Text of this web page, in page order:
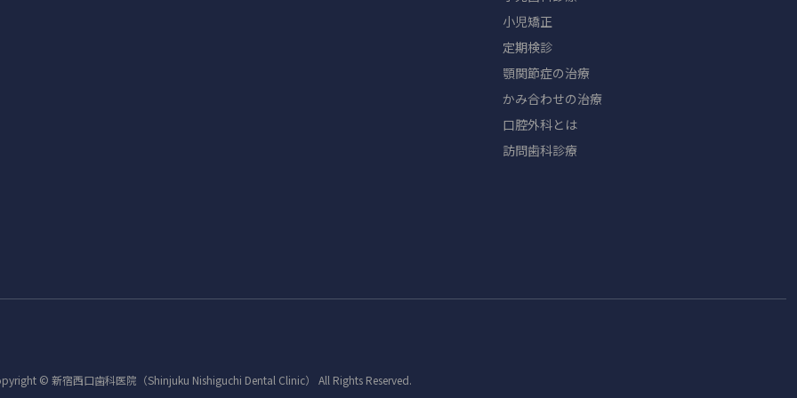
小児矯正
定期検診
顎関節症の治療
かみ合わせの治療
口腔外科とは
訪問歯科診療
© 新宿西口歯科医院（Shinjuku Nishiguchi Dental Clinic） All Rights Reserved.